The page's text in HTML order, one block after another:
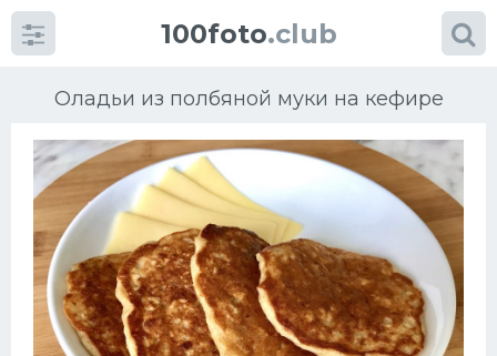
100foto.club
Оладьи из полбяной муки на кефире
Категориикартинок
Супы